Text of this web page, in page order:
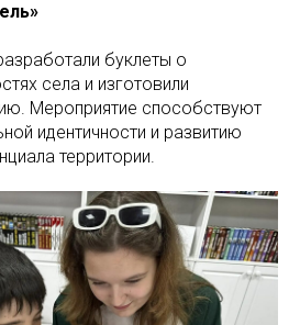
буклеты о
села и изготовили
Мероприятие способствуют
идентичности и развитию
территории.